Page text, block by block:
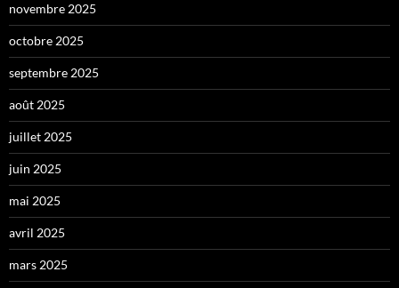
novembre 2025
octobre 2025
septembre 2025
août 2025
juillet 2025
juin 2025
mai 2025
avril 2025
mars 2025